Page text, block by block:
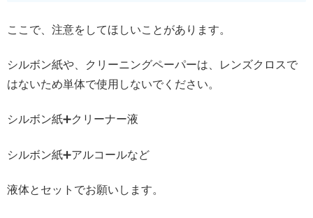
ここで、注意をしてほしいことがあります。
シルボン紙や、クリーニングペーパーは、レンズクロスで
はないため単体で使用しないでください。
シルボン紙➕クリーナー液
シルボン紙➕アルコールなど
液体とセットでお願いします。